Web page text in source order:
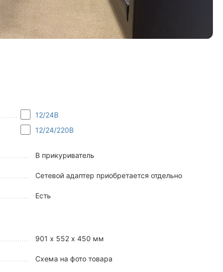
12/24В
12/24/220В
В прикуриватель
Сетевой адаптер приобретается отдельно
Есть
901 х 552 х 450 мм
Схема на фото товара